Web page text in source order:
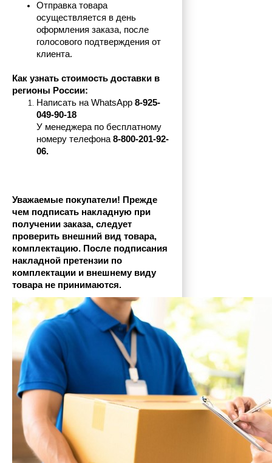
Отправка товара
осуществляется в день
оформления заказа, после
голосового подтверждения от
клиента.
Как узнать стоимость доставки в
регионы России:
Написать на WhatsApp 8-925-
049-90-18
У менеджера по бесплатному
номеру телефона 8-800-201-92-
06.
Уважаемые покупатели! Прежде
чем подписать накладную при
получении заказа, следует
проверить внешний вид товара,
комплектацию. После подписания
накладной претензии по
комплектации и внешнему виду
товара не принимаются.